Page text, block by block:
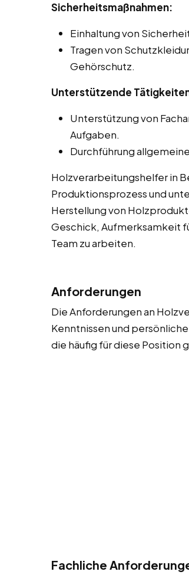
Sicherheitsmaßnahmen:
Einhaltung von
Tragen von
Gehörschutz.
Unterstützende
Unterstützung von
Aufgaben.
Durchführung
Holzverarbeitungshelfer in
Produktionsprozess und
Herstellung von
Geschick, Aufmerksamkeit
Team zu arbeiten.
Anforderungen
Die Anforderungen an
Kenntnissen und
die häufig für diese Position
Fachliche